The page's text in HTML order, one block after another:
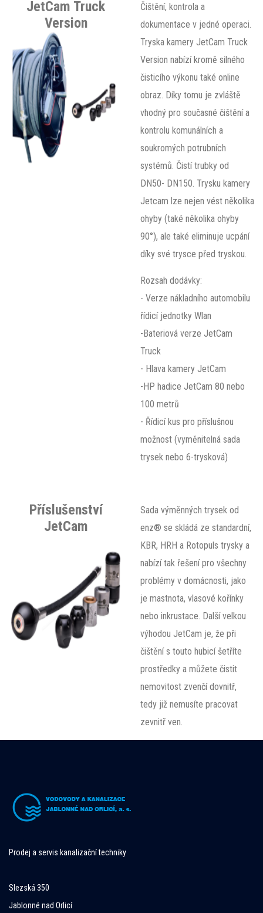
JetCam Truck
Version
Čištění, kontrola a
dokumentace v jedné operaci.
Tryska kamery JetCam Truck
Version nabízí kromě silného
čisticího výkonu také online
obraz. Díky tomu je zvláště
vhodný pro současné čištění a
kontrolu komunálních a
soukromých potrubních
systémů. Čistí trubky od
DN50- DN150. Trysku kamery
Jetcam lze nejen vést několika
ohyby (také několika ohyby
90°), ale také eliminuje ucpání
díky své trysce před tryskou.
Rozsah dodávky:
- Verze nákladního automobilu
řídicí jednotky Wlan
-Bateriová verze JetCam
Truck
- Hlava kamery JetCam
-HP hadice JetCam 80 nebo
100 metrů
- Řídicí kus pro příslušnou
možnost (vyměnitelná sada
trysek nebo 6-trysková)
Příslušenství
JetCam
Sada výměnných trysek od
enz® se skládá ze standardní,
KBR, HRH a Rotopuls trysky a
nabízí tak řešení pro všechny
problémy v domácnosti, jako
je mastnota, vlasové kořínky
nebo inkrustace. Další velkou
výhodou JetCam je, že při
čištění s touto hubicí šetříte
prostředky a můžete čistit
nemovitost zvenčí dovnitř,
tedy již nemusíte pracovat
zevnitř ven.
Prodej a servis kanalizační techniky
Slezská 350
Jablonné nad Orlicí